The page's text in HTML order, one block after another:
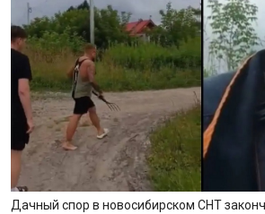
Дачный спор в новосибирском СНТ